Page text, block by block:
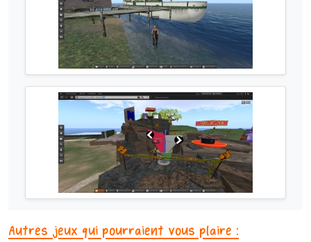
Autres jeux qui pourraient vous plaire :